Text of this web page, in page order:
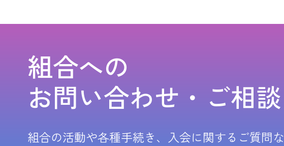
組合への
お問い合わせ・ご相談
組合の活動や各種手続き、入会に関するご質問な